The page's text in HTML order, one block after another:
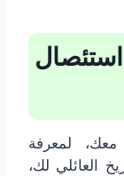
لمعرفة
العائلي لك،